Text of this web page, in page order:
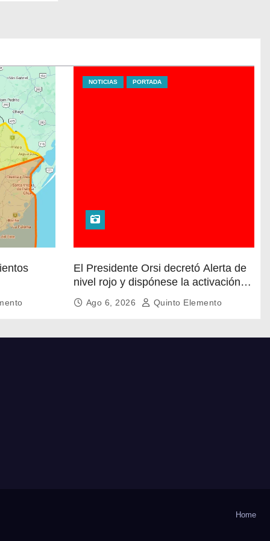
NOTICIAS PORTADA
El Presidente Orsi decretó Alerta de
nivel rojo y dispónese la activación
de la operativa del Sistema Nacional
de Emergencias en la franja costera
localidad de Aguas Dulces
Ago 6, 2026 Quinto Elemento
Home